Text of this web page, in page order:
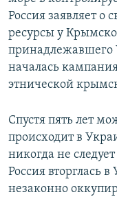
Россия заявляет о
ресурсы у
принадлежавшего
началась
этнической
Спустя пять лет
происходит в
никогда не
Россия вторглась
незаконно